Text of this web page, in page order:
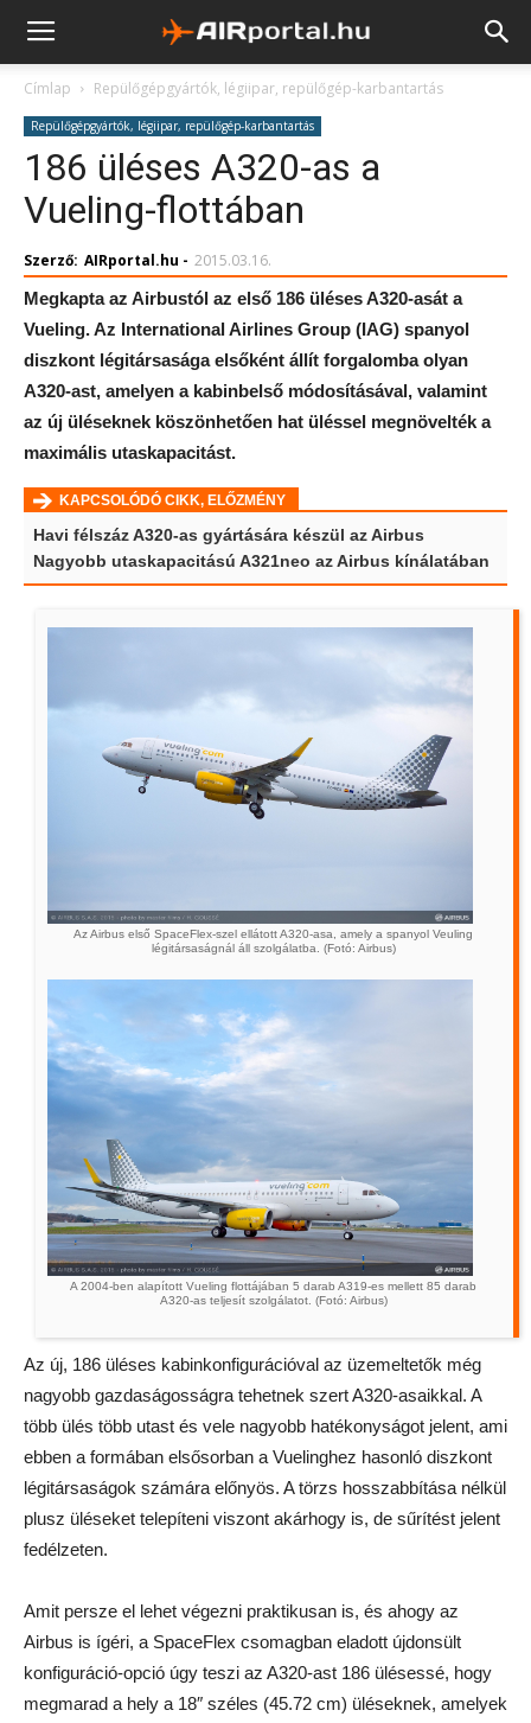
Címlap Repülőgépgyártók, légiipar, repülőgép-karbantartás
Repülőgépgyártók, légiipar, repülőgép-karbantartás
186 üléses A320-as a
Vueling-flottában
Szerző: AIRportal.hu - 2015.03.16.
Megkapta az Airbustól az első 186 üléses A320-asát a
Vueling. Az International Airlines Group (IAG) spanyol
diszkont légitársasága elsőként állít forgalomba olyan
A320-ast, amelyen a kabinbelső módosításával, valamint
az új üléseknek köszönhetően hat üléssel megnövelték a
maximális utaskapacitást.
KAPCSOLÓDÓ CIKK, ELŐZMÉNY
Havi félszáz A320-as gyártására készül az Airbus
Nagyobb utaskapacitású A321neo az Airbus kínálatában
Az Airbus első SpaceFlex-szel ellátott A320-asa, amely a spanyol Veuling
légitársaságnál áll szolgálatba. (Fotó: Airbus)
A 2004-ben alapított Vueling flottájában 5 darab A319-es mellett 85 darab
A320-as teljesít szolgálatot. (Fotó: Airbus)
Az új, 186 üléses kabinkonfigurációval az üzemeltetők még
nagyobb gazdaságosságra tehetnek szert A320-asaikkal. A
több ülés több utast és vele nagyobb hatékonyságot jelent, ami
ebben a formában elsősorban a Vuelinghez hasonló diszkont
légitársaságok számára előnyös. A törzs hosszabbítása nélkül
plusz üléseket telepíteni viszont akárhogy is, de sűrítést jelent
fedélzeten.
Amit persze el lehet végezni praktikusan is, és ahogy az
Airbus is ígéri, a SpaceFlex csomagban eladott újdonsült
konfiguráció-opció úgy teszi az A320-ast 186 ülésessé, hogy
megmarad a hely a 18″ széles (45.72 cm) üléseknek, amelyek